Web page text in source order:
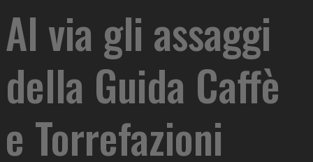
Al via gli assaggi
della Guida Caffè
e Torrefazioni